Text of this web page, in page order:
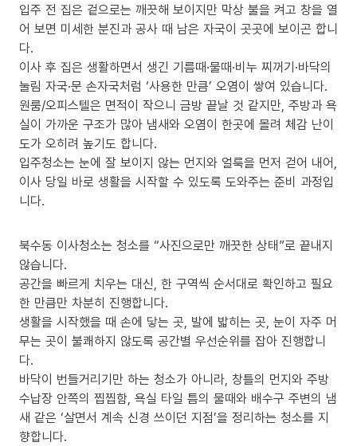
입주 전 집은 겉으로는 깨끗해 보이지만 막상 불을 켜고 창을 열
어 보면 미세한 분진과 공사 때 남은 자국이 곳곳에 보이곤 합니
다.
이사 후 집은 생활하면서 생긴 기름때·물때·비누 찌꺼기·바닥의
눌림 자국·문 손자국처럼 ‘사용한 만큼’ 오염이 쌓여 있습니다.
원룸/오피스텔은 면적이 작으니 금방 끝날 것 같지만, 주방과 욕
실이 가까운 구조가 많아 냄새와 오염이 한곳에 몰려 체감 난이
도가 오히려 높기도 합니다.
입주청소는 눈에 잘 보이지 않는 먼지와 얼룩을 먼저 걷어 내어,
이사 당일 바로 생활을 시작할 수 있도록 도와주는 준비 과정입
니다.
북수동 이사청소는 청소를 “사진으로만 깨끗한 상태”로 끝내지
않습니다.
공간을 빠르게 치우는 대신, 한 구역씩 순서대로 확인하고 필요
한 만큼만 차분히 진행합니다.
생활을 시작했을 때 손에 닿는 곳, 발에 밟히는 곳, 눈이 자주 머
무는 곳이 불쾌하지 않도록 공간별 우선순위를 잡아 진행합니
다.
바닥이 번들거리기만 하는 청소가 아니라, 창틀의 먼지와 주방
수납장 안쪽의 찝찝함, 욕실 타일 틈의 물때와 배수구 주변의 냄
새 같은 ‘살면서 계속 신경 쓰이던 지점’을 정리하는 청소를 지
향합니다.